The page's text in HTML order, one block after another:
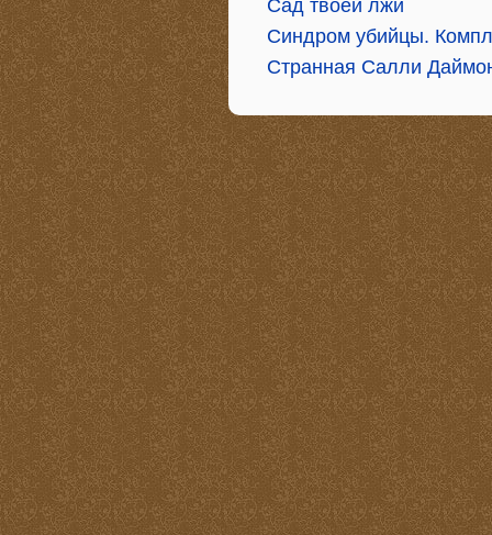
Сад твоей лжи
Синдром убийцы.
Странная Салли